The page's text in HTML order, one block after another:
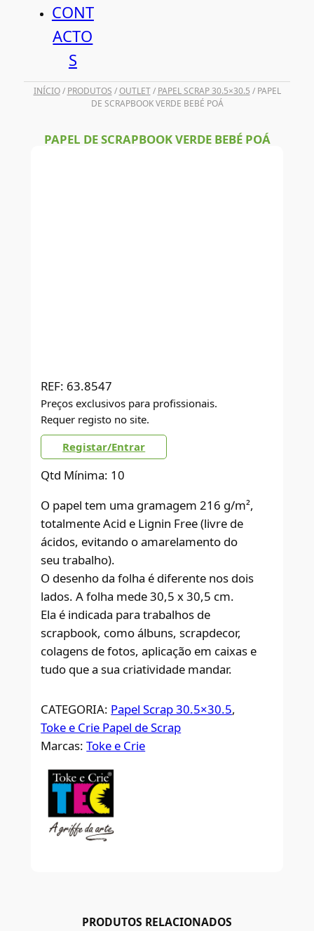
CONT
ACTO
S
INÍCIO/ PRODUTOS /OUTLET/ PAPEL SCRAP 30.5×30.5 / PAPEL
DE SCRAPBOOK VERDE BEBÉ POÁ
PAPEL DE SCRAPBOOK VERDE BEBÉ POÁ
REF: 63.8547
Preços exclusivos para profissionais.
Requer registo no site.
Registar/Entrar
Qtd Mínima: 10
O papel tem uma gramagem 216 g/m²,
totalmente Acid e Lignin Free (livre de
ácidos, evitando o amarelamento do
seu trabalho).
O desenho da folha é diferente nos dois
lados. A folha mede 30,5 x 30,5 cm.
Ela é indicada para trabalhos de
scrapbook, como álbuns, scrapdecor,
colagens de fotos, aplicação em caixas e
tudo que a sua criatividade mandar.
CATEGORIA: Papel Scrap 30.5×30.5
Toke e Crie Papel de Scrap
Marcas:Toke e Crie
PRODUTOS RELACIONADOS